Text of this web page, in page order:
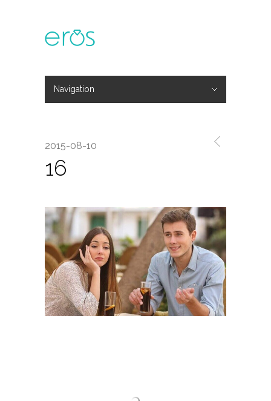
Navigation
2015-08-10
16